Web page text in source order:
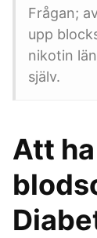
Frågan;
upp
nikotin
själv.
Att